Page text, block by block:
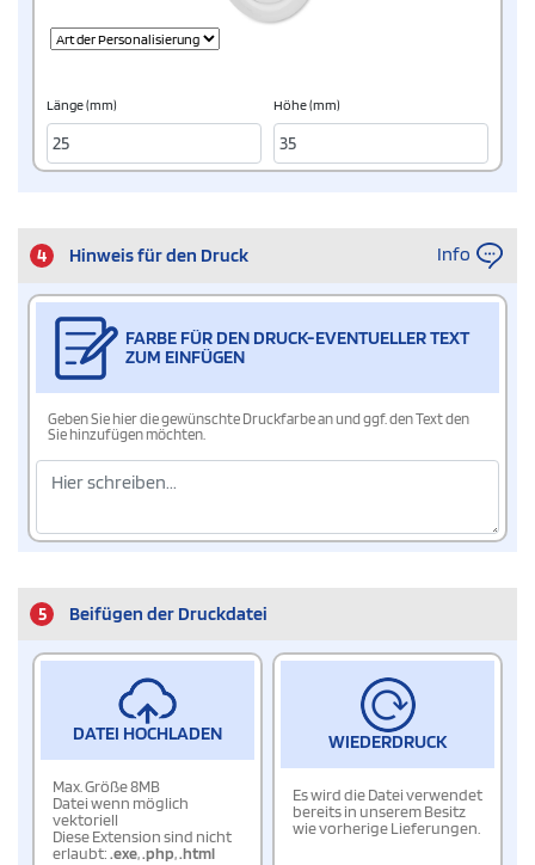
Länge (mm) Höhe (mm)
4 Hinweis für den Druck Info
FARBE FÜR DEN DRUCK-EVENTUELLER TEXT
ZUM EINFÜGEN
Geben Sie hier die gewünschte Druckfarbe an und ggf. den Text den
Sie hinzufügen möchten.
5 Beifügen der Druckdatei
DATEI HOCHLADEN
Max. Größe 8MB
Datei wenn möglich
vektoriell
Diese Extension sind nicht
erlaubt:.exe,.php,.html
WIEDERDRUCK
Es wird die Datei verwendet
bereits in unserem Besitz
wie vorherige Lieferungen.